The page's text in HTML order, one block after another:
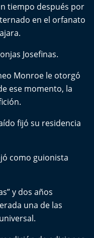
tiempo después por
en el orfanato
Josefinas.
Monroe le otorgó
ese momento, la
fijó su residencia
como guionista
y dos años
una de las